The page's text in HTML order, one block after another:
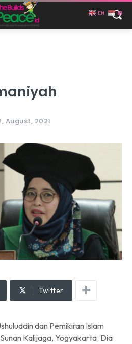
August, 2021
Twitter
dan Pemikiran Islam
Kalijaga, Yogyakarta. Dia
EN ID